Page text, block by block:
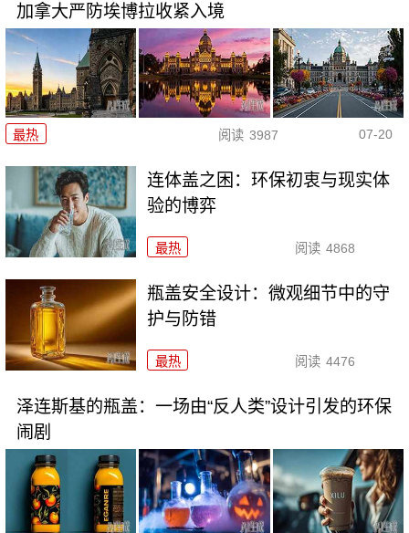
加拿大严防埃博拉收紧入境
最热 阅读 3987 07-20
连体盖之困：环保初衷与现实体
验的博弈
最热 阅读 4868
瓶盖安全设计：微观细节中的守
护与防错
最热 阅读 4476
泽连斯基的瓶盖：一场由“反人类”设计引发的环保
闹剧